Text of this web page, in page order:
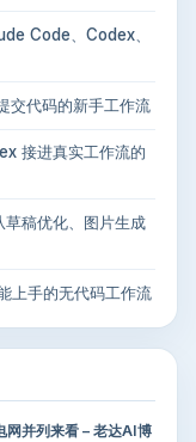
Code、Codex、
交代码的新手工作流
接进真实工作流的
稿优化、图片生成
上手的无代码工作流
网并列来看 – 老达AI博